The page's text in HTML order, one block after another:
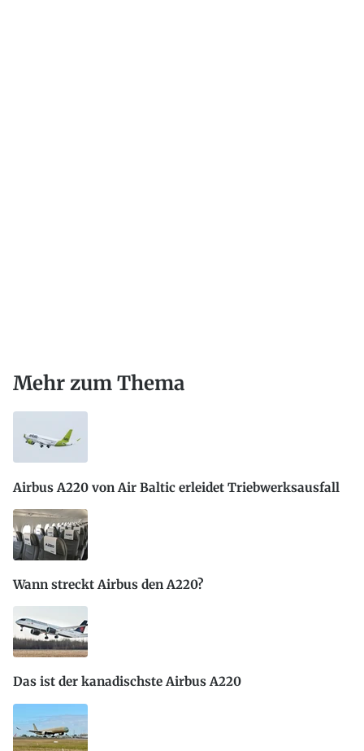
Mehr zum Thema
Airbus A220 von Air Baltic erleidet Triebwerksausfall
Wann streckt Airbus den A220?
Das ist der kanadischste Airbus A220